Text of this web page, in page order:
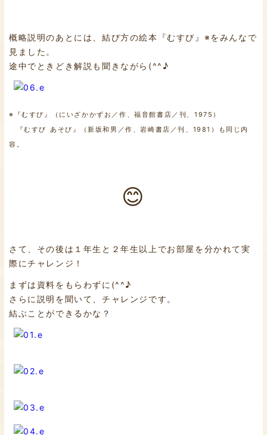
概略説明のあとには、結び方の絵本『むすび』※をみんなで
見ました。
途中でときどき解説も聞きながら(^^♪
※『むすび』（にいざかかずお／作、福音館書店／刊、1975）
『むすび あそび』（新坂和男／作、岩崎書店／刊、1981）も同じ内
容。
😊
さて、その後は１年生と２年生以上でお部屋を分かれて実
際にチャレンジ！
まずは資料をもらわずに(^^♪
さらに説明を聞いて、チャレンジです。
結ぶことができるかな？